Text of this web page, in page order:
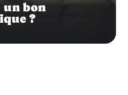
bon
?